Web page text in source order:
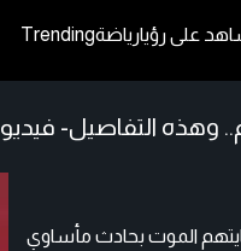
على رؤيارياضةTrending
وهذه التفاصيل- فيديو
الموت بحادث مأساوي